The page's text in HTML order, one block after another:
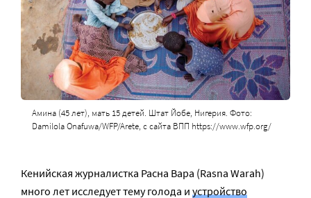
Амина (45 лет), мать 15 детей. Штат Йобе, Нигерия. Фото:
Damilola Onafuwa/WFP/Arete, с сайта ВПП https://www.wfp.org/
Кенийская журналистка Расна Вара (Rasna Warah)
много лет исследует тему голода и устройство